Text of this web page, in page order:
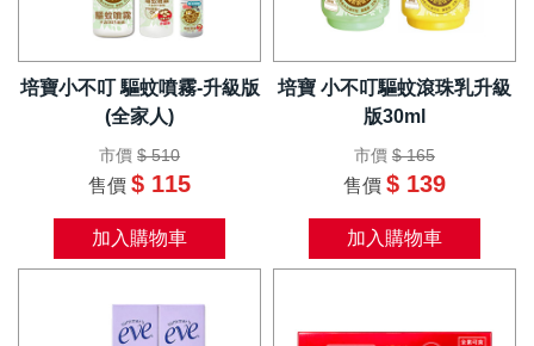
培寶小不叮 驅蚊噴霧-升級版
(全家人)
市價 $ 510
售價 $ 115
加入購物車
培寶 小不叮驅蚊滾珠乳升級
版30ml
市價 $ 165
售價 $ 139
加入購物車